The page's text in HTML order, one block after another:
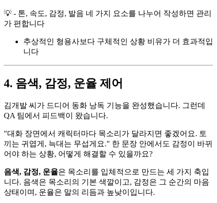
💡 - 톤, 속도, 감정, 발음 네 가지 요소를 나누어 작성하면 관리
가 편합니다
추상적인 형용사보다 구체적인 상황 비유가 더 효과적입
니다
4. 음색, 감정, 운율 제어
김개발 씨가 드디어 동화 낭독 기능을 완성했습니다. 그런데
QA 팀에서 피드백이 왔습니다.
"대화 장면에서 캐릭터마다 목소리가 달라지면 좋겠어요. 토
끼는 귀엽게, 늑대는 무섭게요." 한 문장 안에서도 감정이 바뀌
어야 하는 상황, 어떻게 해결할 수 있을까요?
음색, 감정, 운율은 목소리를 입체적으로 만드는 세 가지 축입
니다. 음색은 목소리의 기본 색깔이고, 감정은 그 순간의 마음
상태이며, 운율은 말의 리듬과 높낮이입니다.